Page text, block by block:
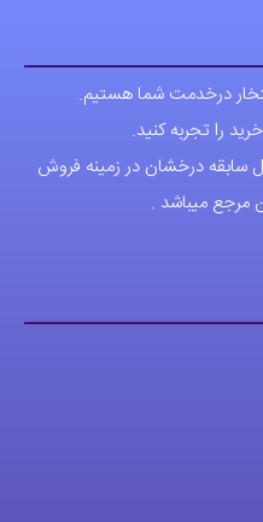
را تجربه کنید.
اقای خاص با بیش از 20 سال سابقه درخشان در زمینه فروش
میباشد .